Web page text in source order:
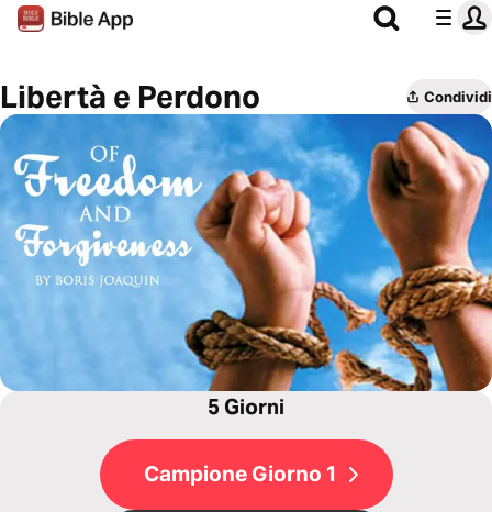
Libertà e Perdono Condividi
5 Giorni
Campione Giorno 1